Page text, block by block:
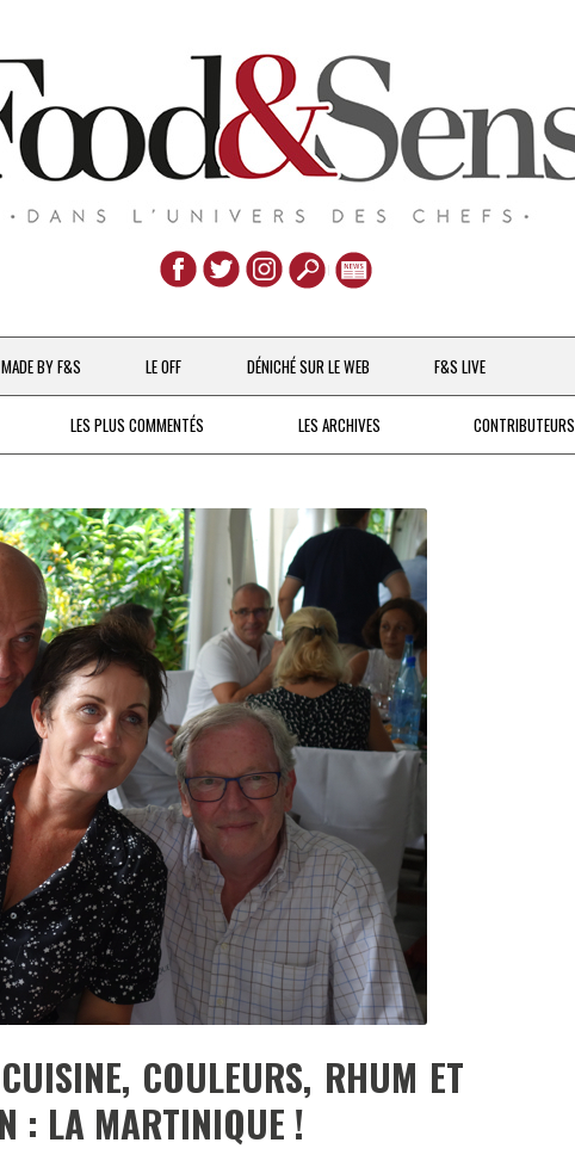
Aller
au
contenu
MADE BY F&S
CHEFS & ACTUALITÉS
À LA PETITE CUILLÈRE
DESTIN DE FEMME
V…DE VOYAGE
LE OFF DÉNICHÉ SUR LE WEB F&S LIVE
LES PLUS COMMENTÉS LES ARCHIVES
DEPUIS 2016
CONTRIBUTEURS
COULEURS, RHUM ET
: LA MARTINIQUE !